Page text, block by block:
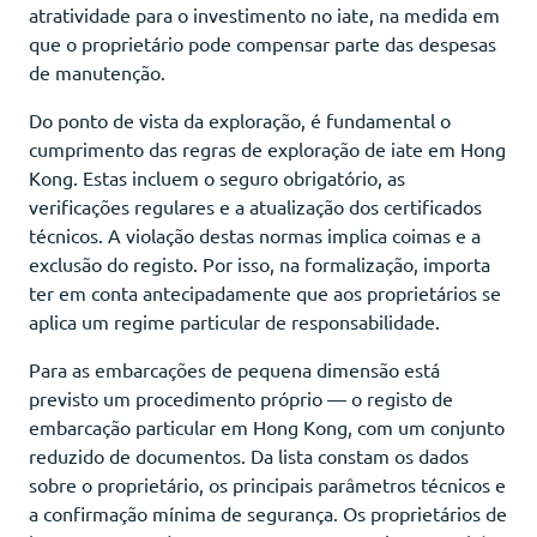
atratividade para o investimento no iate, na medida em
que o proprietário pode compensar parte das despesas
de manutenção.
Do ponto de vista da exploração, é fundamental o
cumprimento das regras de exploração de iate em Hong
Kong. Estas incluem o seguro obrigatório, as
verificações regulares e a atualização dos certificados
técnicos. A violação destas normas implica coimas e a
exclusão do registo. Por isso, na formalização, importa
ter em conta antecipadamente que aos proprietários se
aplica um regime particular de responsabilidade.
Para as embarcações de pequena dimensão está
previsto um procedimento próprio — o registo de
embarcação particular em Hong Kong, com um conjunto
reduzido de documentos. Da lista constam os dados
sobre o proprietário, os principais parâmetros técnicos e
a confirmação mínima de segurança. Os proprietários de